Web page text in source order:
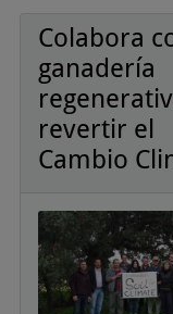
Colabora
ganadería
revertir el
Cambio